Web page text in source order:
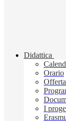
Didattica
Orario
I